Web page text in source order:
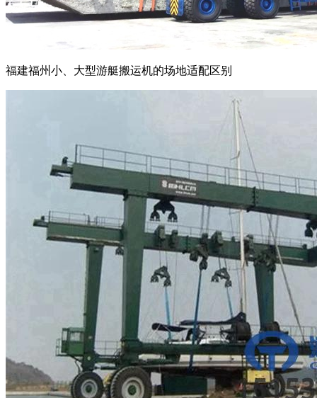
福建福州小、大型游艇搬运机的场地适配区别